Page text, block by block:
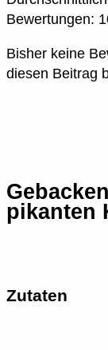
Bewertungen:
Bisher keine
diesen Beitrag
pikanten
Zutaten